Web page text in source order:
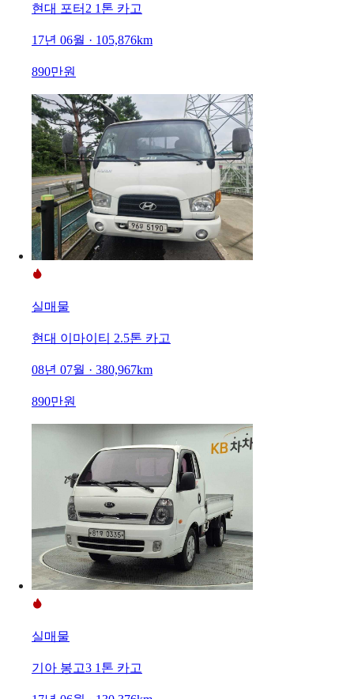
현대 포터2 1톤 카고
17년 06월 · 105,876km
890만원
실매물
현대 이마이티 2.5톤 카고
08년 07월 · 380,967km
890만원
실매물
기아 봉고3 1톤 카고